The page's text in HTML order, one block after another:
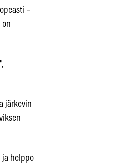
–
on
järkevin
ja helppo